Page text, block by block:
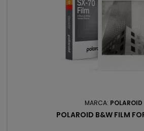
MARCA: POLAROID
POLAROID B&W FILM